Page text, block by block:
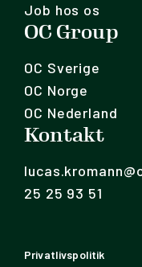
Job hos os
OC Group
OC Sverige
OC Norge
OC Nederland
Kontakt
25 25 93 51
Privatlivspolitik